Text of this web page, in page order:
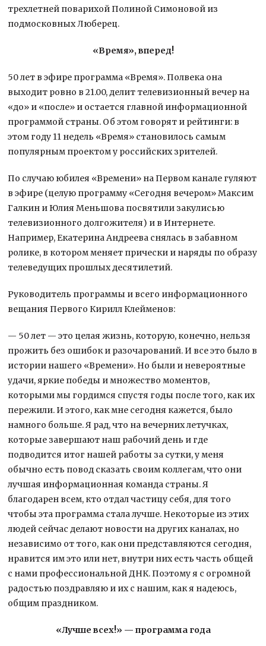
трехлетней поварихой Полиной Симоновой из
подмосковных Люберец.
«Время», вперед!
50 лет в эфире программа «Время». Полвека она
выходит ровно в 21.00, делит телевизионный вечер на
«до» и «после» и остается главной информационной
программой страны. Об этом говорят и рейтинги: в
этом году 11 недель «Время» становилось самым
популярным проектом у российских зрителей.
По случаю юбилея «Времени» на Первом канале гуляют
в эфире (целую программу «Сегодня вечером» Максим
Галкин и Юлия Меньшова посвятили закулисью
телевизионного долгожителя) и в Интернете.
Например, Екатерина Андреева снялась в забавном
ролике, в котором меняет прически и наряды по образу
телеведущих прошлых десятилетий.
Руководитель программы и всего информационного
вещания Первого Кирилл Клейменов:
— 50 лет — это целая жизнь, которую, конечно, нельзя
прожить без ошибок и разочарований. И все это было в
истории нашего «Времени». Но были и невероятные
удачи, яркие победы и множество моментов,
которыми мы гордимся спустя годы после того, как их
пережили. И этого, как мне сегодня кажется, было
намного больше. Я рад, что на вечерних летучках,
которые завершают наш рабочий день и где
подводится итог нашей работы за сутки, у меня
обычно есть повод сказать своим коллегам, что они
лучшая информационная команда страны. Я
благодарен всем, кто отдал частицу себя, для того
чтобы эта программа стала лучше. Некоторые из этих
людей сейчас делают новости на других каналах, но
независимо от того, как они представляются сегодня,
нравится им это или нет, внутри них есть часть общей
с нами профессиональной ДНК. Поэтому я с огромной
радостью поздравляю и их с нашим, как я надеюсь,
общим праздником.
«Лучше всех!» — программа года